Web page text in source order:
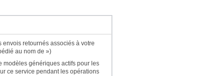
retournés associés à votre
au nom de »)
modèles génériques actifs pour les
ce service pendant les opérations